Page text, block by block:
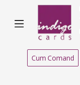
navigation
content
Cum Comand